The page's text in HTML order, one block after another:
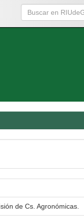
de Cs. Agronómicas.